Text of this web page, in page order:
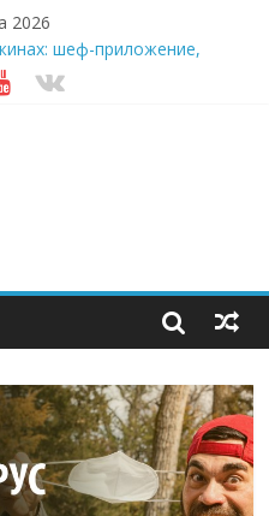
2026
шеф-приложение,
насквозь
на полётах дронов и
почему кокосовая вода с
главным трендом